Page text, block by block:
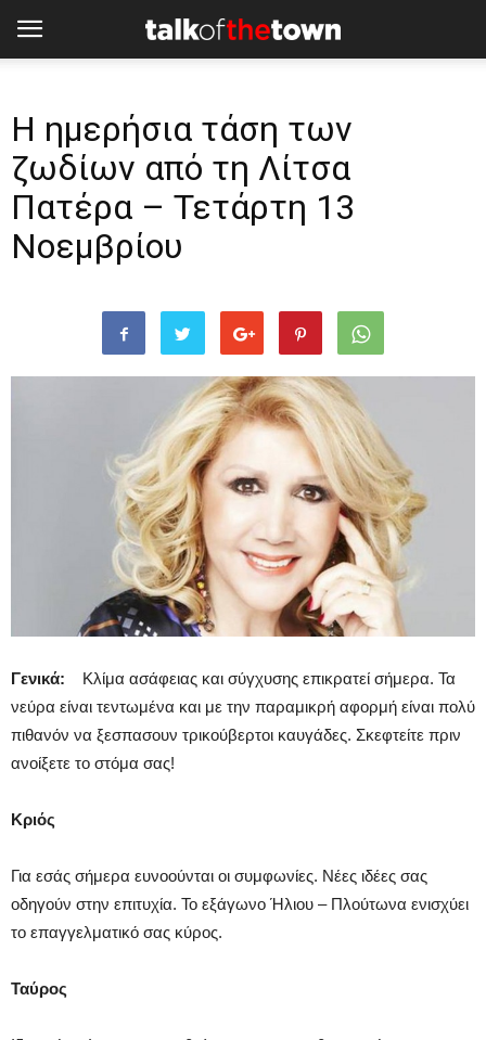
H ημερήσια τάση των
ζωδίων από τη Λίτσα
Πατέρα – Τετάρτη 13
Νοεμβρίου
Γενικά: Κλίμα ασάφειας και σύγχυσης επικρατεί σήμερα. Τα
νεύρα είναι τεντωμένα και με την παραμικρή αφορμή είναι πολύ
πιθανόν να ξεσπασουν τρικούβερτοι καυγάδες. Σκεφτείτε πριν
ανοίξετε το στόμα σας!
Κριός
Για εσάς σήμερα ευνοούνται οι συμφωνίες. Νέες ιδέες σας
οδηγούν στην επιτυχία. Το εξάγωνο Ήλιου – Πλούτωνα ενισχύει
το επαγγελματικό σας κύρος.
Ταύρος